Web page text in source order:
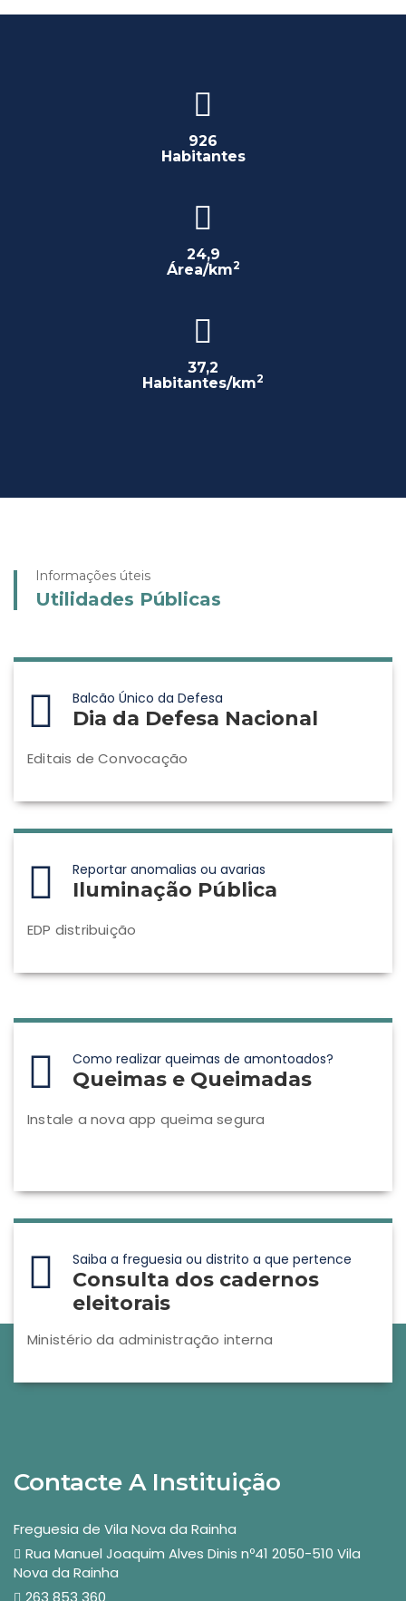
926
Habitantes
24,9
Área/km2
37,2
Habitantes/km2
Informações úteis
Utilidades Públicas
Balcão Único da Defesa
Dia da Defesa Nacional
Editais de Convocação
Reportar anomalias ou avarias
Iluminação Pública
EDP distribuição
Como realizar queimas de amontoados?
Queimas e Queimadas
Instale a nova app queima segura
Saiba a freguesia ou distrito a que pertence
Consulta dos cadernos
eleitorais
Ministério da administração interna
Contacte A Instituição
Freguesia de Vila Nova da Rainha
Rua Manuel Joaquim Alves Dinis nº41 2050-510 Vila
Nova da Rainha
263 853 360